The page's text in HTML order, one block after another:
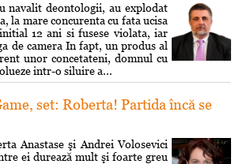
navalit deontologii, au explodat
la mare concurenta cu fata ucisa
12 ani si fusese violata, iar
de camera In fapt, un produs al
unor concetateni, domnul cu
intr-o siluire a...
set: Roberta! Partida încă se
Anastase şi Andrei Volosevici
ei durează mult şi foarte greu